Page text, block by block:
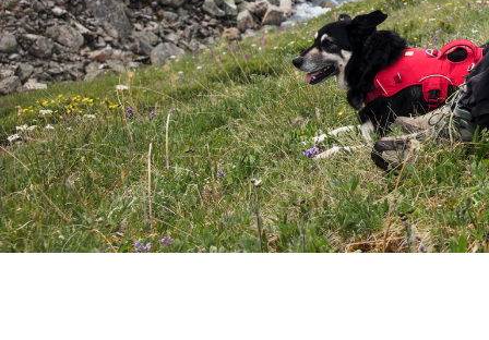
Контакты